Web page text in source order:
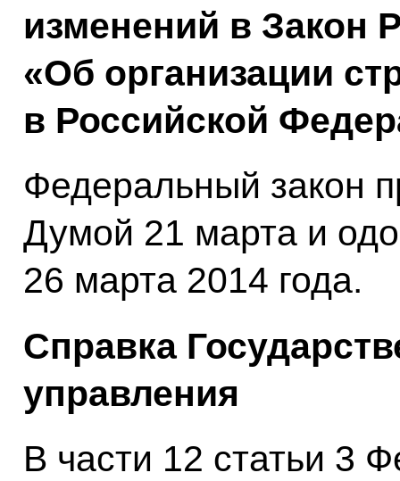
изменений в Закон
«Об организации
в Российской
Федеральный закон
Думой 21 марта и
26 марта 2014 года.
Справка
управления
В части 12 статьи 3